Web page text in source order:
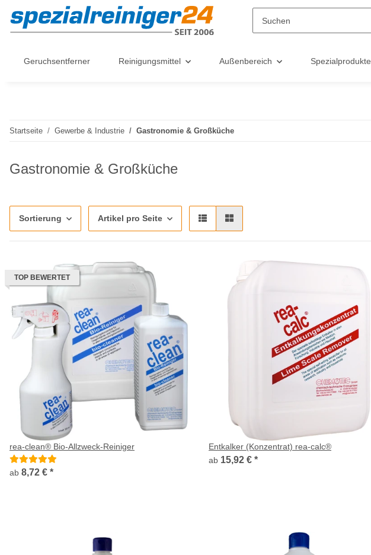
Geruchsentferner Reinigungsmittel Außenbereich Spezialprodukte
Startseite Gewerbe & Industrie Gastronomie & Großküche
Gastronomie & Großküche
Sortierung Artikel pro Seite
TOP BEWERTET
rea-clean® Bio-Allzweck-Reiniger
ab 8,72 € *
Entkalker (Konzentrat) rea-calc®
ab 15,92 € *